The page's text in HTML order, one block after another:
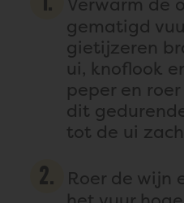
gematigd
gietijzeren
ui, knoflook
peper en
dit
tot de ui
Roer de wijn